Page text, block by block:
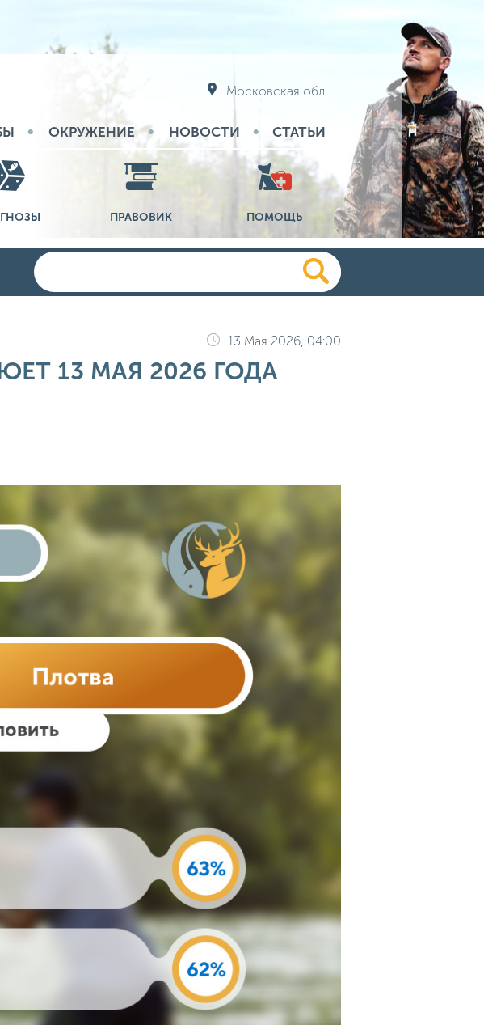
Московская обл
ОКРУЖЕНИЕ НОВОСТИ СТАТЬИ
ПРАВОВИК ПОМОЩЬ
13 Мая 2026, 04:00
13 МАЯ 2026 ГОДА